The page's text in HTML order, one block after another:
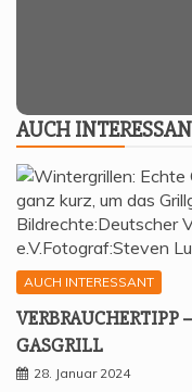
AUCH
AUCH INTERESSANT
GASGRILL
28. Januar 2024